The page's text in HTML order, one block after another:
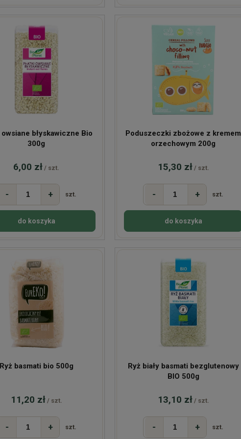
owsiane błyskawiczne Bio
300g
6,00 zł / szt.
- + szt.
do koszyka
Poduszeczki zbożowe z kremem
orzechowym 200g
15,30 zł / szt.
- + szt.
do koszyka
Ryż basmati bio 500g
11,20 zł / szt.
- + szt.
Ryż biały basmati bezglutenowy
BIO 500g
13,10 zł / szt.
- + szt.